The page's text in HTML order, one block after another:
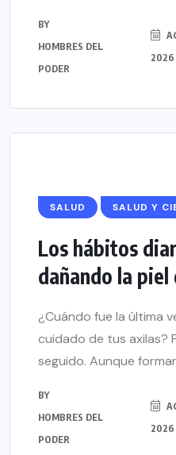
BY
HOMBRES DEL
PODER
2026
SALUD SALUD Y
Los hábitos
dañando la piel
¿Cuándo fue la última
cuidado de tus axilas?
seguido. Aunque
BY
HOMBRES DEL
PODER
2026